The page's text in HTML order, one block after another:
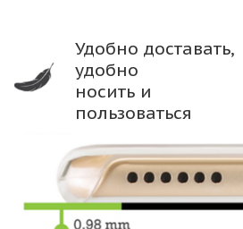
Удобно доставать,
удобно
носить и
пользоваться